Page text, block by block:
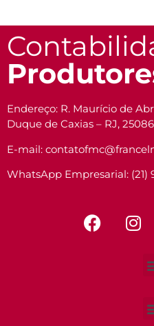
Endereço: R. Maurício de
Duque de Caxias – RJ,
E-mail:
WhatsApp Empresarial: (21)